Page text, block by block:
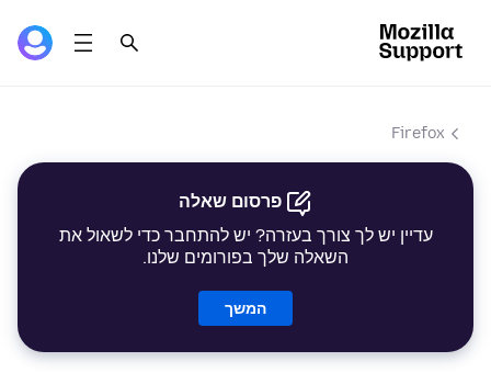
Firefox
פרסום שאלה
עדיין יש לך צורך בעזרה? יש להתחבר כדי לשאול את
השאלה שלך בפורומים שלנו.
המשך